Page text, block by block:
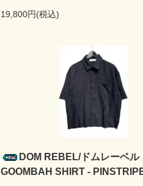
19,800円(税込)
DOM REBEL/ドムレーベル
GOOMBAH SHIRT -